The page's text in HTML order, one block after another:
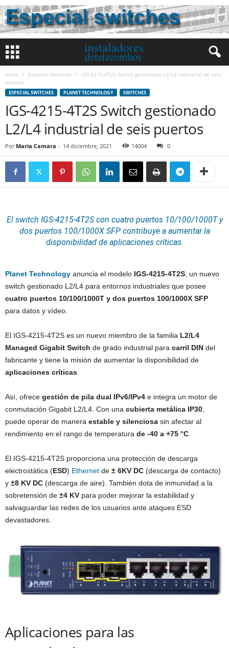
Inicio Especial Switches
IGS-4215-4T2S Switch gestionado L2/L4 industrial de seis
puertos
ESPECIAL SWITCHES PLANET TECHNOLOGY SWITCHES
IGS-4215-4T2S Switch gestionado
L2/L4 industrial de seis puertos
Por Maria Camara - 14 diciembre, 2021 14004 0
El switch IGS-4215-4T2S con cuatro puertos 10/100/1000T y
dos puertos 100/1000X SFPcontribuye a aumentar la
disponibilidad de aplicaciones críticas.
Planet Technology anuncia el modelo IGS-4215-4T2S , un nuevo
switch gestionado L2/L4 para entornos industriales que posee
cuatro puertos 10/100/1000T y dos puertos 100/1000X SFP
para datos y vídeo.
El IGS-4215-4T2S es un nuevo miembro de la familia L2/L4
Managed Gigabit Switch de grado industrial para carril DIN del
fabricante y tiene la misión de aumentar la disponibilidad de
aplicaciones críticas
Así, ofrece gestión de pila dual IPv6/IPv4 e integra un motor de
conmutación Gigabit L2/L4. Con una cubierta metálica IP30
puede operar de manera estable y silenciosa sin afectar al
rendimiento en el rango de temperatura de -40 a +75 °C
El IGS-4215-4T2S proporciona una protección de descarga
electrostática (ESD) Ethernet de ± 6KV DC (descarga de contacto)
y ±8 KV DC (descarga de aire). También dota de inmunidad a la
sobretensión de ±4 KV para poder mejorar la estabilidad y
salvaguardar las redes de los usuarios ante ataques ESD
devastadores.
Aplicaciones para las